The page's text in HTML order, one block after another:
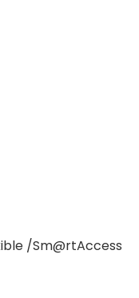
/Sm@rtAccess